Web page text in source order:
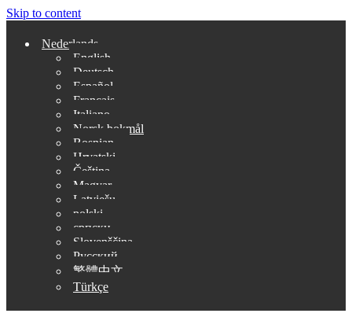
Skip to content
Nederlands
English
Deutsch
Español
Français
Italiano
Norsk bokmål
Bosnian
Hrvatski
Čeština
Magyar
Latviešu
polski
српски
Slovenščina
Русский
繁體中文
Türkçe